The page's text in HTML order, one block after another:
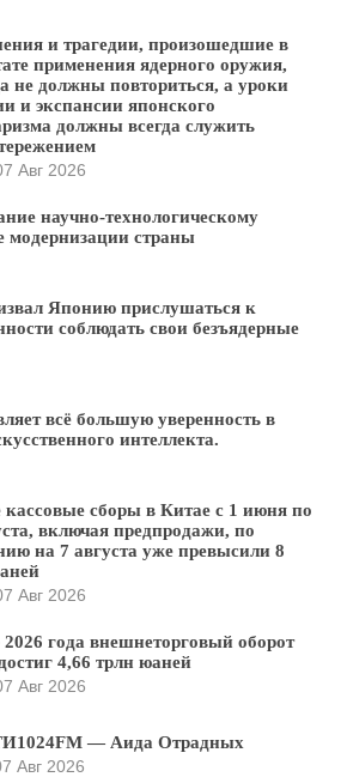
и трагедии, произошедшие в
применения ядерного оружия,
не должны повториться, а уроки
и экспансии японского
должны всегда служить
Авг 2026
научно-технологическому
модернизации страны
Японию прислушаться к
соблюдать свои безъядерные
всё большую уверенность в
интеллекта.
кассовые сборы в Китае с 1 июня по
включая предпродажи, по
на 7 августа уже превысили 8
Авг 2026
года внешнеторговый оборот
4,66 трлн юаней
Авг 2026
— Аида Отрадных
Авг 2026